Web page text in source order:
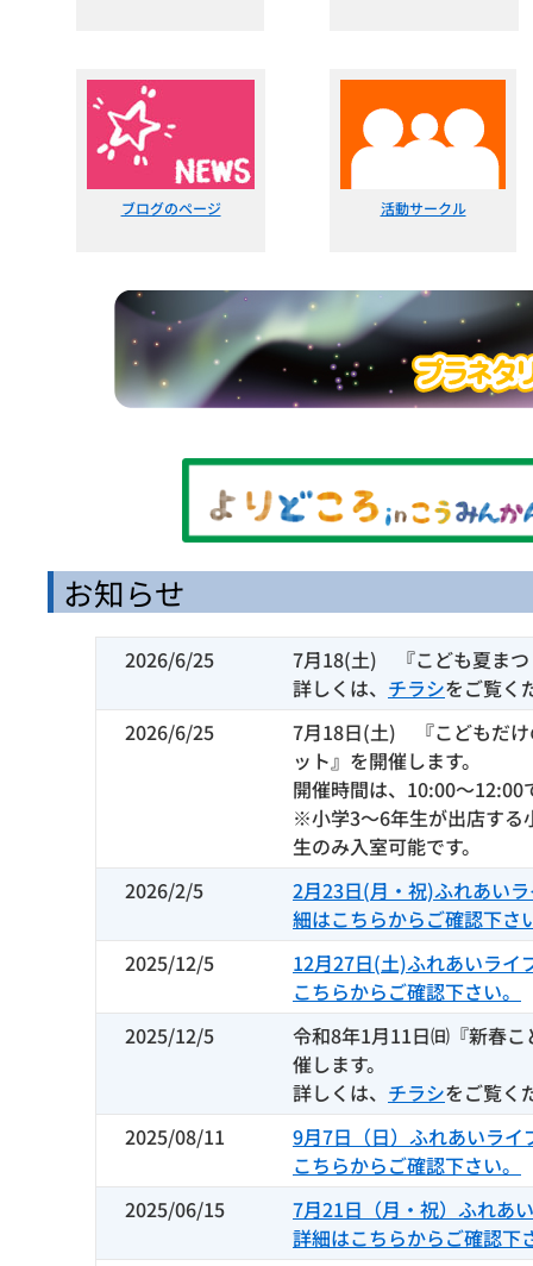
ブログのページ 活動サークル
お知らせ
2026/6/25
7月18(土) 『こども夏まつ
詳しくは、 チラシをご覧く
2026/6/25
7月18日(土) 『こどもだけ
ット』を開催します。
開催時間は、10:00～12:00
※小学3～6年生が出店する
生のみ入室可能です。
2026/2/5
2月23日(月・祝)ふれあい
細はこちらからご確認下さ
2025/12/5
12月27日(土)ふれあいライ
こちらからご確認下さい。
2025/12/5
令和8年1月11日㈰『新春
催します。
詳しくは、 チラシをご覧く
2025/08/11
9月7日（日）ふれあいライ
こちらからご確認下さい。
2025/06/15
7月21日（月・祝）ふれあ
詳細はこちらからご確認下